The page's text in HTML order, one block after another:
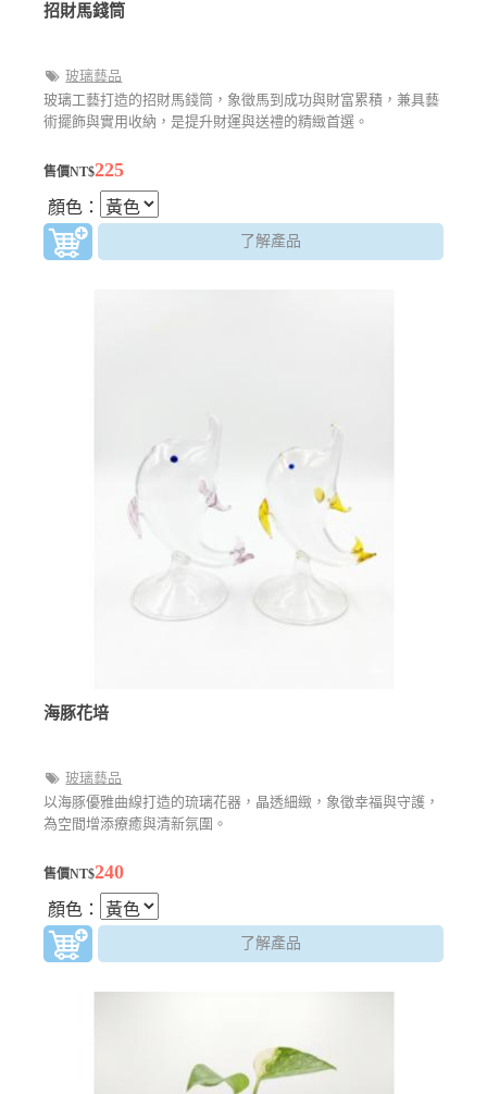
招財馬錢筒
玻璃藝品
玻璃工藝打造的招財馬錢筒，象徵馬到成功與財富累積，兼具藝
術擺飾與實用收納，是提升財運與送禮的精緻首選。
售價NT$225
顏色：
了解產品
海豚花培
玻璃藝品
以海豚優雅曲線打造的琉璃花器，晶透細緻，象徵幸福與守護，
為空間增添療癒與清新氛圍。
售價NT$240
顏色：
了解產品